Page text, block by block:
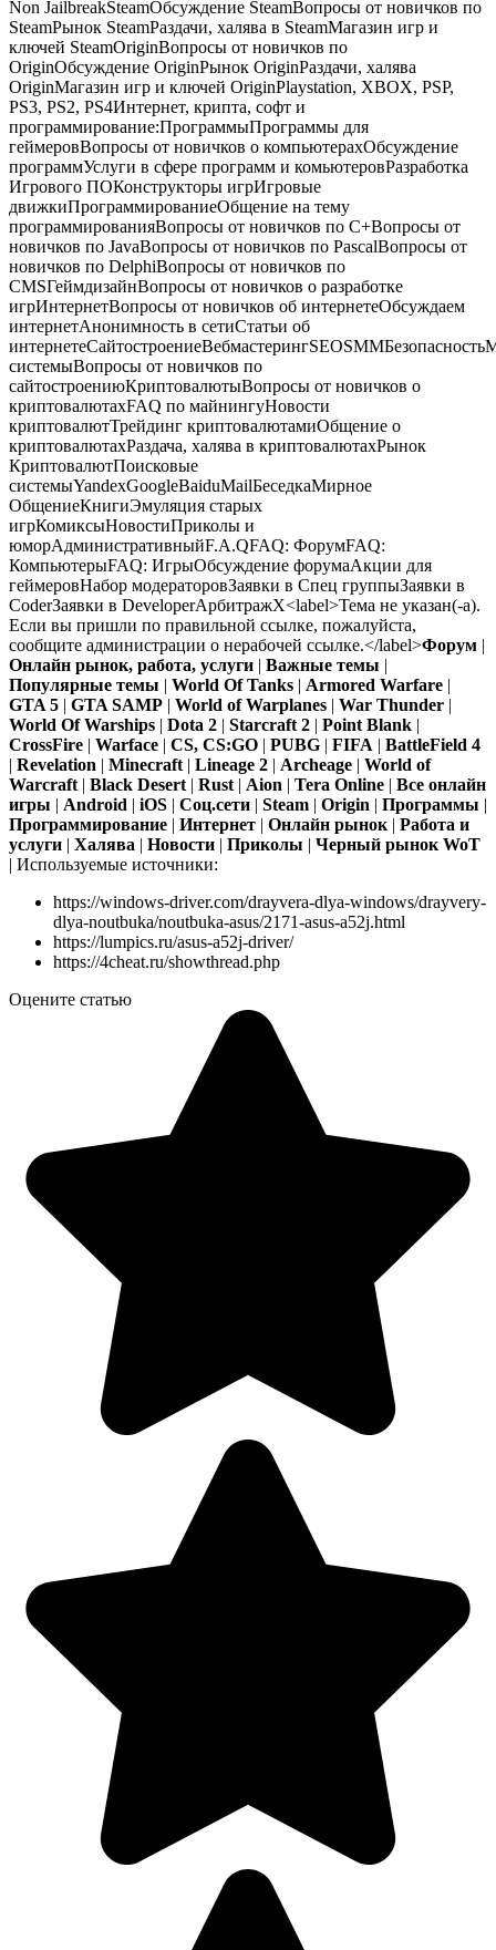
Non JailbreakSteamОбсуждение SteamВопросы от новичков по
SteamРынок SteamРаздачи, халява в SteamМагазин игр и
ключей SteamOriginВопросы от новичков по
OriginОбсуждение OriginРынок OriginРаздачи, халява
OriginМагазин игр и ключей OriginPlaystation, XBOX, PSP,
PS3, PS2, PS4Интернет, крипта, софт и
программирование:ПрограммыПрограммы для
геймеровВопросы от новичков о компьютерахОбсуждение
программУслуги в сфере программ и комьютеровРазработка
Игрового ПОКонструкторы игрИгровые
движкиПрограммированиеОбщение на тему
программированияВопросы от новичков по С+Вопросы от
новичков по JavaВопросы от новичков по PascalВопросы от
новичков по DelphiВопросы от новичков по
CMSГеймдизайнВопросы от новичков о разработке
игрИнтернетВопросы от новичков об интернетеОбсуждаем
интернетАнонимность в сетиСтатьи об
системыВопросы от новичков по
сайтостроениюКриптовалютыВопросы от новичков о
криптовалютахFAQ по майнингуНовости
криптовалютТрейдинг криптовалютамиОбщение о
криптовалютахРаздача, халява в криптовалютахРынок
КриптовалютПоисковые
системыYandexGoogleBaiduMailБеседкаМирное
ОбщениеКнигиЭмуляция старых
игрКомиксыНовостиПриколы и
юморАдминистративныйF.A.QFAQ: ФорумFAQ:
КомпьютерыFAQ: ИгрыОбсуждение форумаАкции для
геймеровНабор модераторовЗаявки в Спец группыЗаявки в
CoderЗаявки в DeveloperАрбитражX<label>Тема не указан(-а).
Если вы пришли по правильной ссылке, пожалуйста,
сообщите администрации о нерабочей ссылке.</label>Форум |
Онлайн рынок, работа, услуги | Важные темы |
Популярные темы | World Of Tanks | Armored Warfare |
GTA 5 | GTA SAMP | World of Warplanes | War Thunder |
World Of Warships | Dota 2 | Starcraft 2 | Point Blank |
CrossFire | Warface | CS, CS:GO | PUBG | FIFA | BattleField 4
| Revelation | Minecraft | Lineage 2 | Archeage | World of
Warcraft | Black Desert | Rust | Aion | Tera Online | Все онлайн
игры | Android | iOS | Cоц.сети | Steam | Origin | Программы |
Программирование | Интернет | Онлайн рынок | Работа и
услуги | Халява | Новости | Приколы | Черный рынок WoT
| Используемые источники:
https://windows-driver.com/drayvera-dlya-windows/drayvery-
dlya-noutbuka/noutbuka-asus/2171-asus-a52j.html
https://lumpics.ru/asus-a52j-driver/
https://4cheat.ru/showthread.php
Оцените статью